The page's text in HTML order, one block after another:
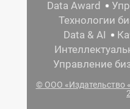
Data Award
Технологии
Data & AI
Управление
© ООО «Издательство